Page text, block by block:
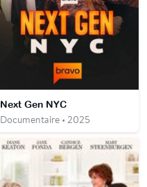
Next Gen NYC
Documentaire • 2025